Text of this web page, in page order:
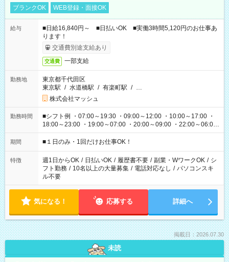
ブランクOK
WEB登録・面接OK
給与
■日給16,840円～ ■日払いOK ■実働3時間5,120円のお仕事あ
ります！
交通費別途支給あり
交通費 一部支給
勤務地
東京都千代田区
東京駅 / 水道橋駅 / 有楽町駅 / …
株式会社マッシュ
勤務時間
■シフト例 ・07:00～19:30 ・09:00～12:00 ・10:00～17:00 ・
18:00～23:00 ・19:00～07:00 ・20:00～09:00 ・22:00～06:00
etc ★最短で3時間で5,120円のお仕事から 15時間で2万円近く稼
げるお仕事も！ ご希望のお時間に合わせてご紹介！ ※シフトは
ください！
期間 ■１日のみ・1回だけお仕事OK！
特徴 週1日からOK / 日払いOK / 履歴書不要 / 副業・WワークOK / シ
フト勤務 / 10名以上の大量募集 / 電話対応なし / パソコンスキ
ル不要
気になる！ 応募する 詳細へ
掲載日：2026.07.30
未読